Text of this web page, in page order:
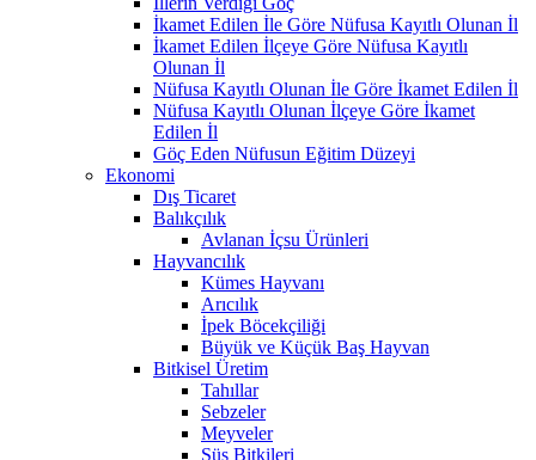
İkamet Edilen İle Göre Nüfusa Kayıtlı Olunan İl
İkamet Edilen İlçeye Göre Nüfusa Kayıtlı
Olunan İl
Nüfusa Kayıtlı Olunan İle Göre İkamet Edilen İl
Nüfusa Kayıtlı Olunan İlçeye Göre İkamet
Edilen İl
Göç Eden Nüfusun Eğitim Düzeyi
Ekonomi
Dış Ticaret
Balıkçılık
Avlanan İçsu Ürünleri
Hayvancılık
Kümes Hayvanı
Arıcılık
İpek Böcekçiliği
Büyük ve Küçük Baş Hayvan
Bitkisel Üretim
Tahıllar
Sebzeler
Meyveler
Süs Bitkileri